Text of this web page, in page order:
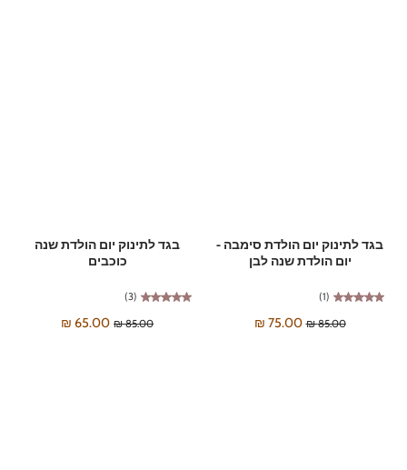
בגד לתינוק יום הולדת סימבה -
יום הולדת שנה לבן
(1)
85.00 ₪
75.00 ₪
בגד לתינוק יום הולדת שנה
כוכבים
(3)
85.00 ₪
65.00 ₪